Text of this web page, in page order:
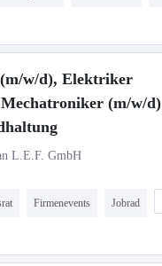
w/d), Elektriker
(m/w/d)
L.E.F. GmbH
Firmenevents Jobrad